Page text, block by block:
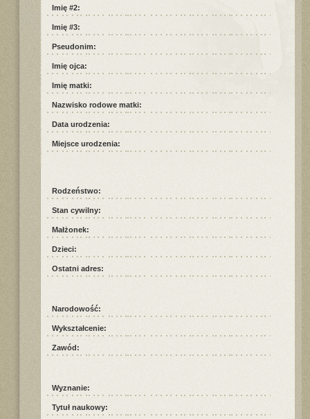
Imię #2:
Imię #3:
Pseudonim:
Imię ojca:
Imię matki:
Nazwisko rodowe matki:
Data urodzenia:
Miejsce urodzenia:
Rodzeństwo:
Stan cywilny:
Małżonek:
Dzieci:
Ostatni adres:
Narodowość:
Wykształcenie:
Zawód:
Wyznanie:
Tytuł naukowy: